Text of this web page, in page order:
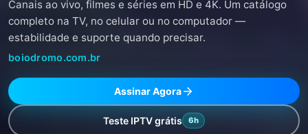
Canais ao vivo, filmes e séries em HD e 4K. Um catálogo
completo na TV, no celular ou no computador —
estabilidade e suporte quando precisar.
boiodromo.com.br
Assinar Agora
Teste IPTV grátis 6h